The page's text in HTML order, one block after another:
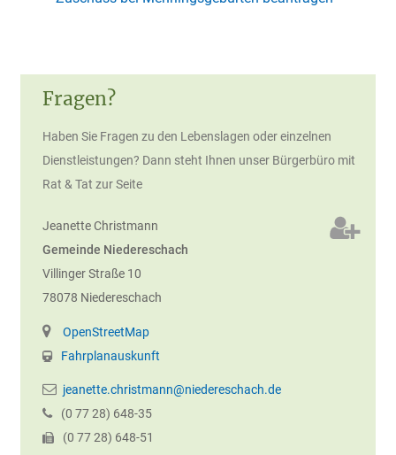
Fragen?
Haben Sie Fragen zu den Lebenslagen oder einzelnen
Dienstleistungen? Dann steht Ihnen unser Bürgerbüro mit
Rat & Tat zur Seite
JeanetteChristmann
Gemeinde Niedereschach
Villinger Straße 10
78078 Niedereschach
OpenStreetMap
Fahrplanauskunft
jeanette.christmann@niedereschach.de
(0 7728) 648-35
(0 7728) 648-51